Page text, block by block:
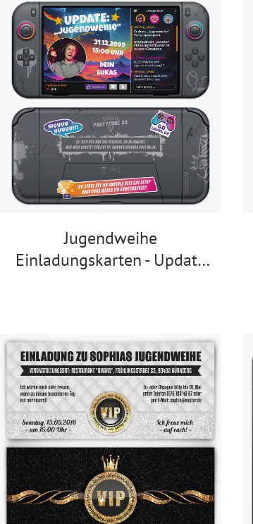
Jugendweihe
Einladungskarten - Update